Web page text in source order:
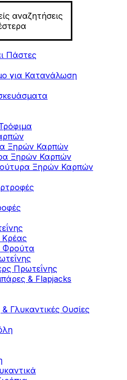
αναζητήσεις
Πάστες
για Κατανάλωση
Ξηρών Καρπών
Ξηρών Καρπών
Ξηρών Καρπών
Φρούτα
Πρωτεΐνης
& Flapjacks
Γλυκαντικές Ουσίες